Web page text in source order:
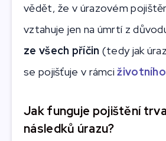
vědět, že v úrazovém
vztahuje jen na úmrtí z
ze všech příčin (tedy jak
se pojišťuje v rámci
Jak funguje pojištění
následků úrazu?